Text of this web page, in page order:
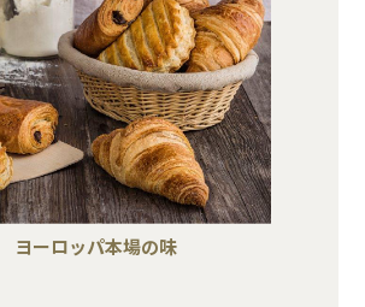
ヨーロッパ本場の味